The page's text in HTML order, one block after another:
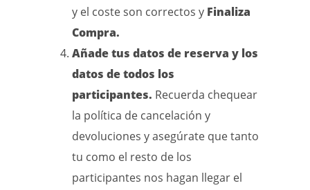
y el coste son correctos y Finaliza
Compra.
Añade tus datos de reserva y los
datos de todos los
participantes. Recuerda chequear
la política de cancelación y
devoluciones y asegúrate que tanto
tu como el resto de los
participantes nos hagan llegar el